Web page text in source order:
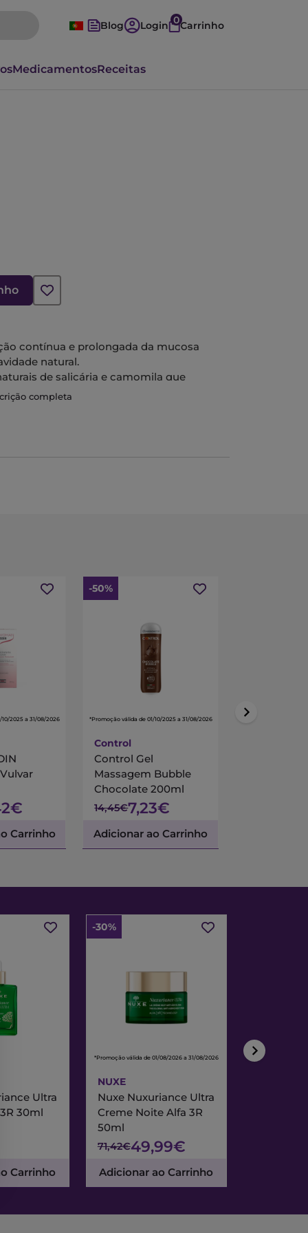
Blog Login 0Carrinho
MedicamentosReceitas
contínua e prolongada da mucosa
natural.
de salicária e camomila que
irritativos e dolorosos, sendo por
completa
2025 a 31/08/2026
Carrinho
-50%
*Promoção válida de 01/10/2025 a 31/08/2026
Control
Control Gel
Massagem Bubble
Chocolate 200ml
14,45€7,23€
Adicionar ao Carrinho
*Promoção válida de
Ultra
30ml
Carrinho
-30%
*Promoção válida de 01/08/2026 a 31/08/2026
NUXE
Nuxe Nuxuriance Ultra
Creme Noite Alfa 3R
50ml
71,42€49,99€
Adicionar ao Carrinho
*Promoção válida